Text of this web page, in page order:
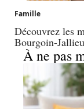
Famille
Découvrez les
Bourgoin-
À ne pas